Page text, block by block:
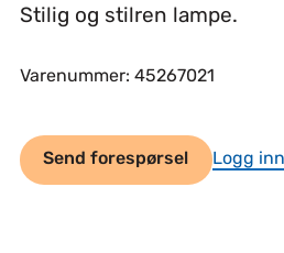
Stilig og stilren lampe.
Varenummer: 45267021
Send forespørsel Logg inn